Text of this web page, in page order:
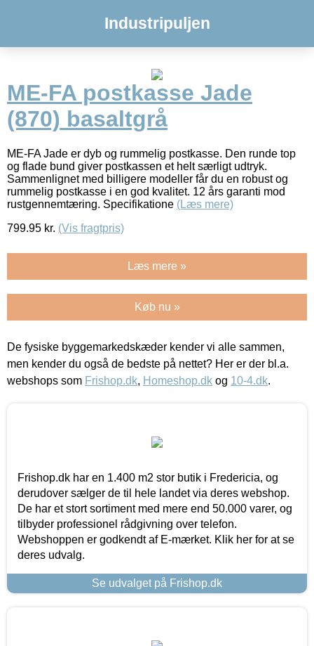
Industripuljen
ME-FA postkasse Jade
(870) basaltgrå
ME-FA Jade er dyb og rummelig postkasse. Den runde top
og flade bund giver postkassen et helt særligt udtryk.
Sammenlignet med billigere modeller får du en robust og
rummelig postkasse i en god kvalitet. 12 års garanti mod
rustgennemtæring. Specifikatione (Læs mere)
799.95 kr. (Vis fragtpris)
Læs mere »
Køb nu »
De fysiske byggemarkedskæder kender vi alle sammen,
men kender du også de bedste på nettet? Her er der bl.a.
webshops som Frishop.dk, Homeshop.dk og 10-4.dk.
Frishop.dk har en 1.400 m2 stor butik i Fredericia, og
derudover sælger de til hele landet via deres webshop.
De har et stort sortiment med mere end 50.000 varer, og
tilbyder professionel rådgivning over telefon.
Webshoppen er godkendt af E-mærket. Klik her for at se
deres udvalg.
Se udvalget på Frishop.dk